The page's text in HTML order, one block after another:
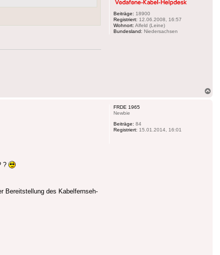
Beiträge: 18900
Registriert: 12.06.2008, 16:57
Wohnort: Alfeld (Leine)
Bundesland: Niedersachsen
FRDE 1965
Newbie
Beiträge: 84
Registriert: 15.01.2014, 16:01
?
Bereitstellung des Kabelfernseh-